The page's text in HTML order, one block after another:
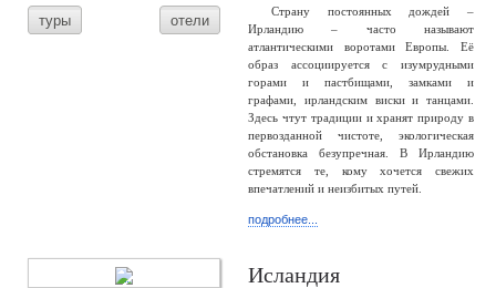
туры отели
Страну постоянных дождей –
Ирландию – часто называют
атлантическими воротами Европы. Её
образ ассоциируется с изумрудными
горами и пастбищами, замками и
графами, ирландским виски и танцами.
Здесь чтут традиции и хранят природу в
первозданной чистоте, экологическая
обстановка безупречная. В Ирландию
стремятся те, кому хочется свежих
впечатлений и неизбитых путей.
подробнее...
Исландия